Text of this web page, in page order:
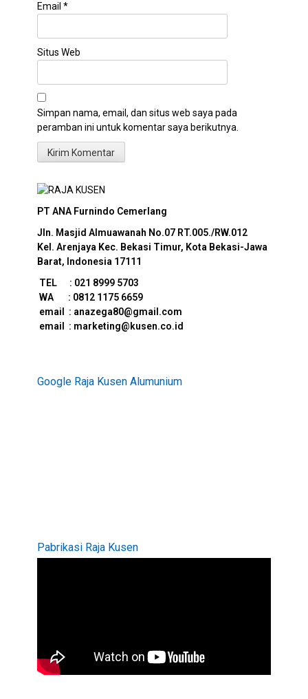
Email *
Situs Web
Simpan nama, email, dan situs web saya pada
peramban ini untuk komentar saya berikutnya.
PT ANA Furnindo Cemerlang
Jln. Masjid Almuawanah No.07 RT.005./RW.012
Kel. Arenjaya Kec. Bekasi Timur, Kota Bekasi-Jawa
Barat, Indonesia 17111
TEL : 021 8999 5703
WA : 0812 1175 6659
email : anazega80@gmail.com
email : marketing@kusen.co.id
Google Raja Kusen Alumunium
Pabrikasi Raja Kusen